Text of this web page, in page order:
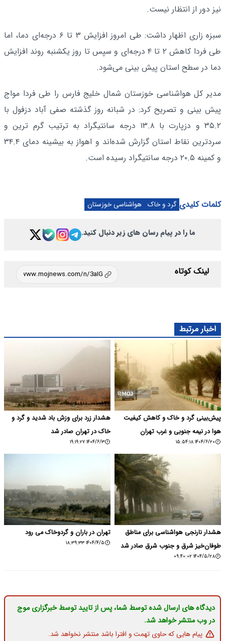
نیز دور از انتظار نیست.
سبزه زاری اظهار داشت: طی امروز افزایش ۳ تا ۶ درجه‌ای دما، اما
طی فردا کاهش ۲ تا ۴ درجه‌ای و سپس تا روز یکشنبه روند افزایش
دما در سطح استان پیش بینی می‌شود.
مدیر کل هواشناسی خوزستان شمال خلیج فارس را طی فردا مواج
پیش بینی و تصریح کرد: در شبانه روز گذشته صفی آباد دزفول با
۳۵.۲ و دزپارت با ۱۳.۸ درجه سانتیگراد به ترتیب گرم ترین و
سردترین نقاط استان گزارش شده‌اند و اهواز به بیشینه دمای ۳۴.۴
و کمینه ۲۰.۵ درجه سانتیگراد رسیده است.
کلمات کلیدی گرد و خاک هواشناسی خوزستان
ما را در پیام رسان های زیر دنبال کنید.
لینک کوتاه
اخبار مرتبط
پیش‌بینی گرد و خاک و کاهش کیفیت
هوا در نیمه جنوبی و غرب تهران
۱۴۰۴/۶/۲۰ ۱۵:۵۴:۱۸
هشدار زرد برای وزش باد شدید و گرد و
خاک در تهران صادر شد
۱۴۰۴/۶/۳ ۱۹:۱۹:۲۷
هشدار نارنجی هواشناسی برای مناطق
طوفان‌خیز شرق و جنوب شرق صادر شد
۱۴۰۴/۵/۲۸ ۰۹:۴۰:۰۲
تهران در باران و گردوخاک می رود
۱۴۰۴/۴/۵ ۱۸:۳۹:۳۳
دیدگاه های ارسال شده توسط شما، پس از تایید توسط خبرگزاری موج
در وب منتشر خواهد شد.
پیام هایی که حاوی تهمت و افترا باشد منتشر نخواهد شد.